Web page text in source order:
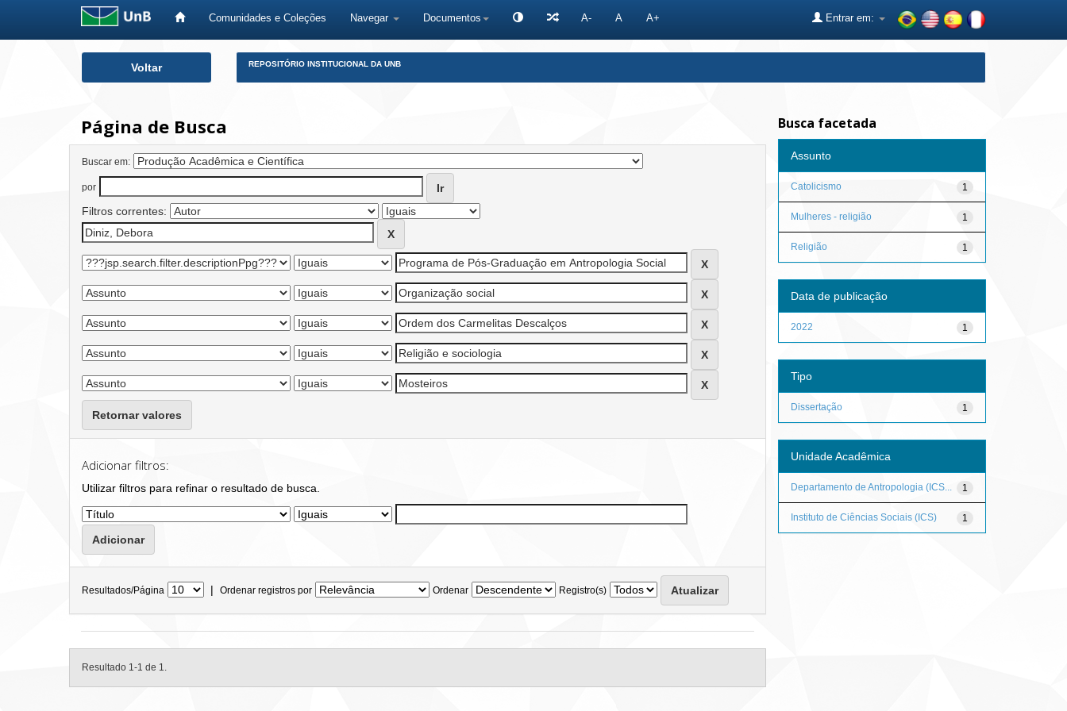
Comunidades e Coleções Navegar Documentos A- A A+ Entrar em:
Voltar REPOSITÓRIO INSTITUCIONAL DA UNB
Página de Busca
Buscar em:
por
Filtros correntes:
Retornar valores
Adicionar filtros:
Utilizar filtros para refinar o resultado de busca.
Resultados/Página | Ordenar registros por Ordenar Registro(s)
Resultado 1-1 de 1.
Busca facetada
Assunto
1
Catolicismo
1
Mulheres - religião
1
Religião
Data de publicação
1
2022
Tipo
1
Dissertação
Unidade Acadêmica
1
Departamento de Antropologia (ICS...
1
Instituto de Ciências Sociais (ICS)